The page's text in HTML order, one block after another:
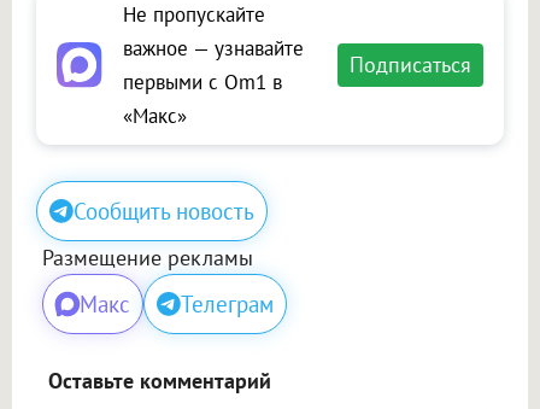
Не пропускайте
важное — узнавайте
первыми с Om1 в
«Макс»
Подписаться
Сообщить новость
Размещение рекламы
Макс Телеграм
Оставьте комментарий